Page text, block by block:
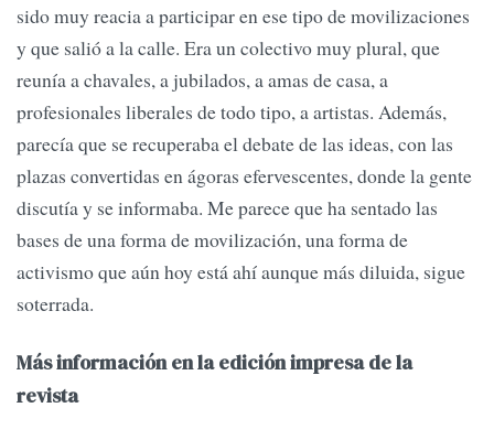
sido muy reacia a participar en ese tipo de movilizaciones
y que salió a la calle. Era un colectivo muy plural, que
reunía a chavales, a jubilados, a amas de casa, a
profesionales liberales de todo tipo, a artistas. Además,
parecía que se recuperaba el debate de las ideas, con las
plazas convertidas en ágoras efervescentes, donde la gente
discutía y se informaba. Me parece que ha sentado las
bases de una forma de movilización, una forma de
activismo que aún hoy está ahí aunque más diluida, sigue
soterrada.
Más información en la edición impresa de la
revista